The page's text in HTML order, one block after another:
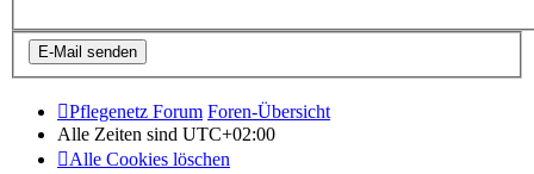
Pflegenetz Forum Foren-Übersicht
Alle Zeiten sind UTC+02:00
Alle Cookies löschen